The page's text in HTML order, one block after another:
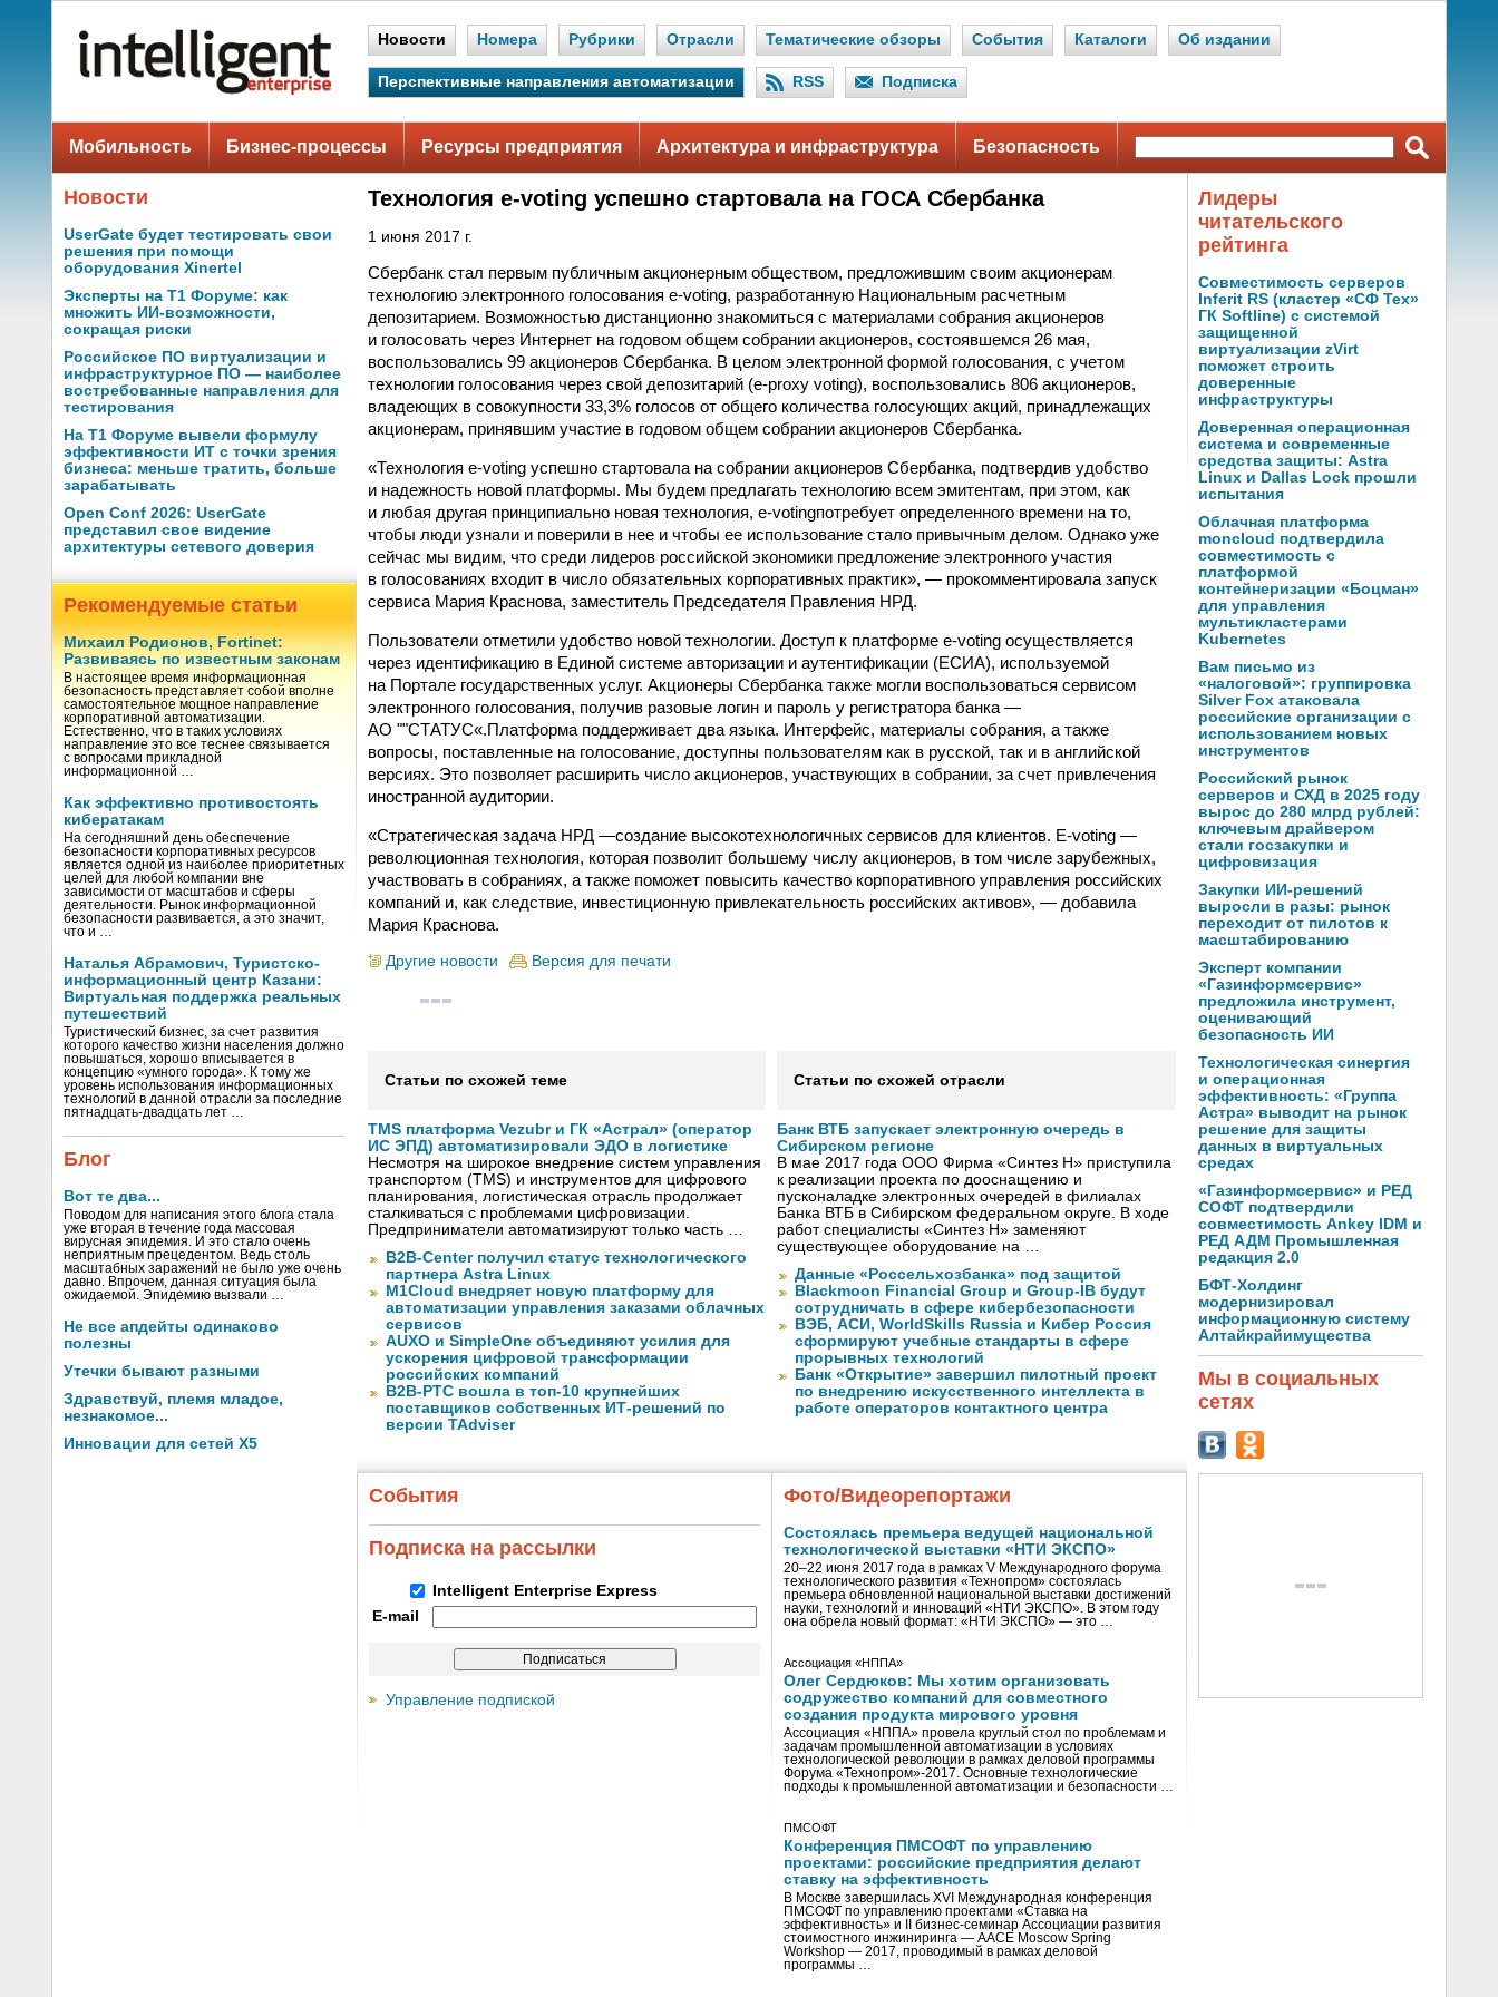
Новости Номера Рубрики Отрасли Тематические обзоры События Каталоги Об издании
Перспективные направления автоматизации RSS Подписка
Мобильность Бизнес-процессы Ресурсы предприятия Архитектура и инфраструктура Безопасность
Новости
UserGate будет тестировать свои
решения при помощи
оборудования Xinertel
Эксперты на Т1 Форуме: как
множить ИИ-возможности,
сокращая риски
Российское ПО виртуализации и
инфраструктурное ПО — наиболее
востребованные направления для
тестирования
На Т1 Форуме вывели формулу
эффективности ИТ с точки зрения
бизнеса: меньше тратить, больше
зарабатывать
Open Conf 2026: UserGate
представил свое видение
архитектуры сетевого доверия
Рекомендуемые статьи
Михаил Родионов, Fortinet:
Развиваясь по известным законам
В настоящее время информационная
безопасность представляет собой вполне
самостоятельное мощное направление
корпоративной автоматизации.
Естественно, что в таких условиях
направление это все теснее связывается
с вопросами прикладной
информационной …
Как эффективно противостоять
кибератакам
На сегодняшний день обеспечение
безопасности корпоративных ресурсов
является одной из наиболее приоритетных
целей для любой компании вне
зависимости от масштабов и сферы
деятельности. Рынок информационной
безопасности развивается, а это значит,
что и …
Наталья Абрамович, Туристско-
информационный центр Казани:
Виртуальная поддержка реальных
путешествий
Туристический бизнес, за счет развития
которого качество жизни населения должно
повышаться, хорошо вписывается в
концепцию «умного города». К тому же
уровень использования информационных
технологий в данной отрасли за последние
пятнадцать-двадцать лет …
Блог
Вот те два...
Поводом для написания этого блога стала
уже вторая в течение года массовая
вирусная эпидемия. И это стало очень
неприятным прецедентом. Ведь столь
масштабных заражений не было уже очень
давно. Впрочем, данная ситуация была
ожидаемой. Эпидемию вызвали …
Не все апдейты одинаково
полезны
Утечки бывают разными
Здравствуй, племя младое,
незнакомое...
Инновации для сетей X5
Технология e-voting успешно стартовала на ГОСА Сбербанка
1 июня 2017 г.
Сбербанк стал первым публичным акционерным обществом, предложившим своим акционерам
технологию электронного голосования e-voting, разработанную Национальным расчетным
депозитарием. Возможностью дистанционно знакомиться с материалами собрания акционеров
и голосовать через Интернет на годовом общем собрании акционеров, состоявшемся 26 мая,
воспользовались 99 акционеров Сбербанка. В целом электронной формой голосования, с учетом
технологии голосования через свой депозитарий (e-proxy voting), воспользовались 806 акционеров,
владеющих в совокупности 33,3% голосов от общего количества голосующих акций, принадлежащих
акционерам, принявшим участие в годовом общем собрании акционеров Сбербанка.
«Технология e-voting успешно стартовала на собрании акционеров Сбербанка, подтвердив удобство
и надежность новой платформы. Мы будем предлагать технологию всем эмитентам, при этом, как
и любая другая принципиально новая технология, е-votingпотребует определенного времени на то,
чтобы люди узнали и поверили в нее и чтобы ее использование стало привычным делом. Однако уже
сейчас мы видим, что среди лидеров российской экономики предложение электронного участия
в голосованиях входит в число обязательных корпоративных практик», — прокомментировала запуск
сервиса Мария Краснова, заместитель Председателя Правления НРД.
Пользователи отметили удобство новой технологии. Доступ к платформе e-voting осуществляется
через идентификацию в Единой системе авторизации и аутентификации (ЕСИА), используемой
на Портале государственных услуг. Акционеры Сбербанка также могли воспользоваться сервисом
электронного голосования, получив разовые логин и пароль у регистратора банка —
АО ""СТАТУС«.Платформа поддерживает два языка. Интерфейс, материалы собрания, а также
вопросы, поставленные на голосование, доступны пользователям как в русской, так и в английской
версиях. Это позволяет расширить число акционеров, участвующих в собрании, за счет привлечения
иностранной аудитории.
«Стратегическая задача НРД —создание высокотехнологичных сервисов для клиентов. E-voting —
революционная технология, которая позволит большему числу акционеров, в том числе зарубежных,
участвовать в собраниях, а также поможет повысить качество корпоративного управления российских
компаний и, как следствие, инвестиционную привлекательность российских активов», — добавила
Мария Краснова.
Другие новости Версия для печати
Статьи по схожей теме
TMS платформа Vezubr и ГК «Астрал» (оператор
ИС ЭПД) автоматизировали ЭДО в логистике
Несмотря на широкое внедрение систем управления
транспортом (TMS) и инструментов для цифрового
планирования, логистическая отрасль продолжает
сталкиваться с проблемами цифровизации.
Предприниматели автоматизируют только часть …
B2B-Center получил статус технологического
партнера Astra Linux
M1Cloud внедряет новую платформу для
автоматизации управления заказами облачных
сервисов
AUXO и SimpleOne объединяют усилия для
ускорения цифровой трансформации
российских компаний
B2B-РТС вошла в топ-10 крупнейших
поставщиков собственных ИТ-решений по
версии TAdviser
Статьи по схожей отрасли
Банк ВТБ запускает электронную очередь в
Сибирском регионе
В мае 2017 года ООО Фирма «Синтез Н» приступила
к реализации проекта по дооснащению и
пусконаладке электронных очередей в филиалах
Банка ВТБ в Сибирском федеральном округе. В ходе
работ специалисты «Синтез Н» заменяют
существующее оборудование на …
Данные «Россельхозбанка» под защитой
Blackmoon Financial Group и Group-IB будут
сотрудничать в сфере кибербезопасности
ВЭБ, АСИ, WorldSkills Russia и Кибер Россия
сформируют учебные стандарты в сфере
прорывных технологий
Банк «Открытие» завершил пилотный проект
по внедрению искусственного интеллекта в
работе операторов контактного центра
События
Подписка на рассылки
Intelligent Enterprise Express
E-mail
Управление подпиской
Фото/Видеорепортажи
Состоялась премьера ведущей национальной
технологической выставки «НТИ ЭКСПО»
20–22 июня 2017 года в рамках V Международного форума
технологического развития «Технопром» состоялась
премьера обновленной национальной выставки достижений
науки, технологий и инноваций «НТИ ЭКСПО». В этом году
она обрела новый формат: «НТИ ЭКСПО» — это …
Ассоциация «НППА»
Олег Сердюков: Мы хотим организовать
содружество компаний для совместного
создания продукта мирового уровня
Ассоциация «НППА» провела круглый стол по проблемам и
задачам промышленной автоматизации в условиях
технологической революции в рамках деловой программы
Форума «Технопром»-2017. Основные технологические
подходы к промышленной автоматизации и безопасности …
ПМСОФТ
Конференция ПМСОФТ по управлению
проектами: российские предприятия делают
ставку на эффективность
В Москве завершилась XVI Международная конференция
ПМСОФТ по управлению проектами «Ставка на
эффективность» и II бизнес-семинар Ассоциации развития
стоимостного инжиниринга — AACE Moscow Spring
Workshop — 2017, проводимый в рамках деловой
программы …
Лидеры
читательского
рейтинга
Совместимость серверов
Inferit RS (кластер «СФ Тех»
ГК Softline) с системой
защищенной
виртуализации zVirt
поможет строить
доверенные
инфраструктуры
Доверенная операционная
система и современные
средства защиты: Astra
Linux и Dallas Lock прошли
испытания
Облачная платформа
moncloud подтвердила
совместимость с
платформой
контейнеризации «Боцман»
для управления
мультикластерами
Kubernetes
Вам письмо из
«налоговой»: группировка
Silver Fox атаковала
российские организации с
использованием новых
инструментов
Российский рынок
серверов и СХД в 2025 году
вырос до 280 млрд рублей:
ключевым драйвером
стали госзакупки и
цифровизация
Закупки ИИ-решений
выросли в разы: рынок
переходит от пилотов к
масштабированию
Эксперт компании
«Газинформсервис»
предложила инструмент,
оценивающий
безопасность ИИ
Технологическая синергия
и операционная
эффективность: «Группа
Астра» выводит на рынок
решение для защиты
данных в виртуальных
средах
«Газинформсервис» и РЕД
СОФТ подтвердили
совместимость Ankey IDM и
РЕД АДМ Промышленная
редакция 2.0
БФТ-Холдинг
модернизировал
информационную систему
Алтайкрайимущества
Мы в социальных
сетях